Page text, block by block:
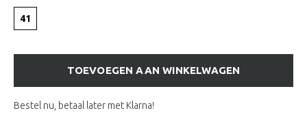
41
TOEVOEGEN AAN WINKELWAGEN
Bestel nu, betaal later met Klarna!